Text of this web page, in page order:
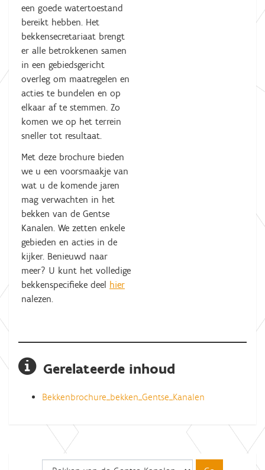
een goede watertoestand
bereikt hebben. Het
bekkensecretariaat brengt
er alle betrokkenen samen
in een gebiedsgericht
overleg om maatregelen en
acties te bundelen en op
elkaar af te stemmen. Zo
komen we op het terrein
sneller tot resultaat.
Met deze brochure bieden
we u een voorsmaakje van
wat u de komende jaren
mag verwachten in het
bekken van de Gentse
Kanalen. We zetten enkele
gebieden en acties in de
kijker. Benieuwd naar
meer? U kunt het volledige
bekkenspecifieke deel hier
nalezen.
Gerelateerde inhoud
Bekkenbrochure_bekken_Gentse_Kanalen